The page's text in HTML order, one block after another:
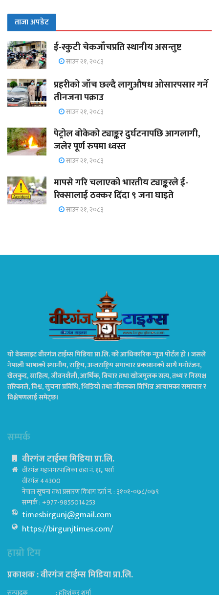
ताजा अपडेट
ई-स्कुटी चेकजाँचप्रति स्थानीय असन्तुष्ट
साउन २१, २०८३
प्रहरीको जाँच छल्दै लागुऔषध ओसारपसार गर्ने
तीनजना पक्राउ
साउन २१, २०८३
पेट्रोल बोकेको ट्याङ्कर दुर्घटनापछि आगलागी,
जलेर पूर्ण रुपमा ध्वस्त
साउन २१, २०८३
मापसे गरि चलाएको भारतीय ट्याङ्करले ई-
रिक्सालाई ठक्कर दिँदा ९ जना घाइते
साउन २१, २०८३
यो वेबसाइट वीरगंज टाईम्स मिडिया प्रा.लि. को आधिकारिक न्यूज पोर्टल हो । जसले
नेपाली भाषाको स्थानीय, राष्ट्रिय, अन्तराष्ट्रिय समाचार प्रकाशनको साथै मनोरंजन,
खेलकुद, साहित्य, जीवनशैली, आर्थिक, बिचार तथा खोजमुलक सत्य, तथ्य र निस्पक्ष
तरिकाले, विश्व, सुचना प्रविधि, भिडियो तथा जीवनका विभिन्न आयामका समाचार र
विश्लेषणलाई समेट्छ।
सम्पर्क
वीरगंज टाईम्स मिडिया प्रा.लि.
वीरगंज महानगरपालिका वडा नं. १६, पर्सा
वीरगंज 44300
नेपाल सूचना तथा प्रसारण विभाग दर्ता नं. : ३१०१-०७८/०७९
सम्पर्क : +977-9855014253
timesbirgunj@gmail.com
https://birgunjtimes.com/
हाम्रो टिम
प्रकाशक : वीरगंज टाईम्स मिडिया प्रा‍.लि.